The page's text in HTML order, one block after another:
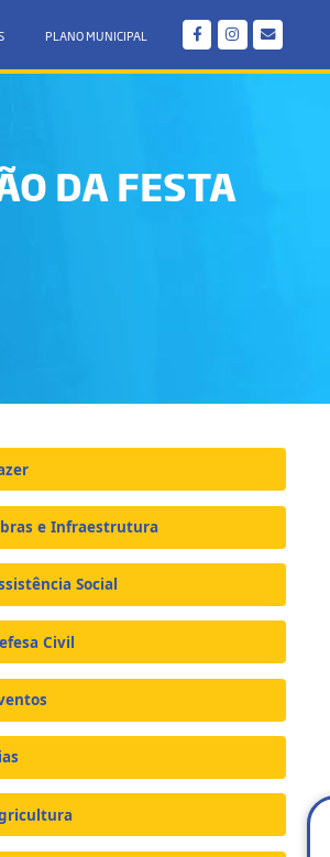
PLANO MUNICIPAL
DA FESTA
e Infraestrutura
Social
Civil